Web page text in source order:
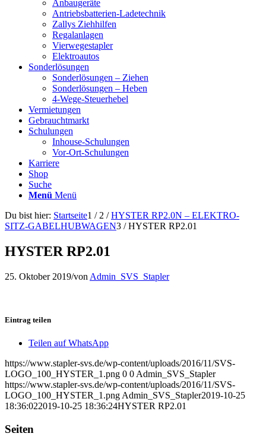
Anbaugeräte
Antriebsbatterien-Ladetechnik
Zallys Ziehhilfen
Regalanlagen
Vierwegestapler
Elektroautos
Sonderlösungen
Sonderlösungen – Ziehen
Sonderlösungen – Heben
4-Wege-Steuerhebel
Vermietungen
Gebrauchtmarkt
Schulungen
Inhouse-Schulungen
Vor-Ort-Schulungen
Karriere
Shop
Suche
Menü Menü
Du bist hier: Startseite1 / 2 / HYSTER RP2.0N – ELEKTRO-
SITZ-GABELHUBWAGEN3 / HYSTER RP2.01
HYSTER RP2.01
25. Oktober 2019/von Admin_SVS_Stapler
Eintrag teilen
Teilen auf WhatsApp
https://www.stapler-svs.de/wp-content/uploads/2016/11/SVS-
LOGO_100_HYSTER_1.png 0 0 Admin_SVS_Stapler
https://www.stapler-svs.de/wp-content/uploads/2016/11/SVS-
LOGO_100_HYSTER_1.png Admin_SVS_Stapler2019-10-25
18:36:022019-10-25 18:36:24HYSTER RP2.01
Seiten